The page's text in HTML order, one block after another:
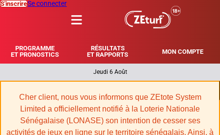
PROGRAMME
ET PRONOSTICS
RÉSULTATS
ET RAPPORTS
MON COMPTE
S'inscrireSe connecter
Jeudi 6 Août
Cher client, nous vous informons que ZEtote System
Limited a officiellement notifié à la Loterie Nationale
Sénégalaise (LONASE) son intention de cesser ses
activités de jeux en ligne sur le territoire sénégalais. Ainsi, à